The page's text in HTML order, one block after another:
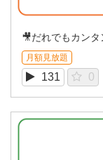
🎥だれでもカンタ
月額見放題
131 0